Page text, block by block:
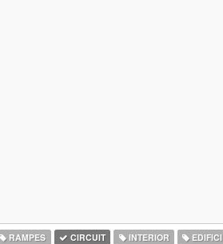
RAMPES CIRCUIT INTERIOR EDIFICI